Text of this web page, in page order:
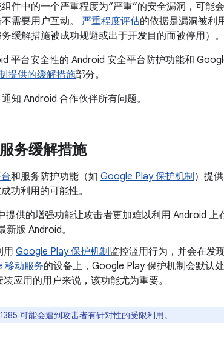
件中的一个严重程度为“严重”的安全漏洞，可能
需要用户互动。 严重程度评估的依据是漏洞被利
缓解措施被成功规避或出于开发目的而被停用）。
平台安全性的 Android 安全平台防护功能和
提供的缓解措施部分。
知 Android 合作伙伴所有问题。
务缓解措施
和服务防护功能（如 Google Play 保护机制 ）提
功利用的可能性。
提供的增强功能让攻击者更加难以利用 Android 上
版 Android。
用 Google Play 保护机制监控滥用行为，并会在发
移动服务的设备上，Google Play 保护机制会默认
应用的用户来说，该功能尤为重要。
可能会遭到攻击者有针对性的受限利用。